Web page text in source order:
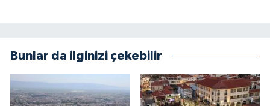
Bunlar da ilginizi çekebilir